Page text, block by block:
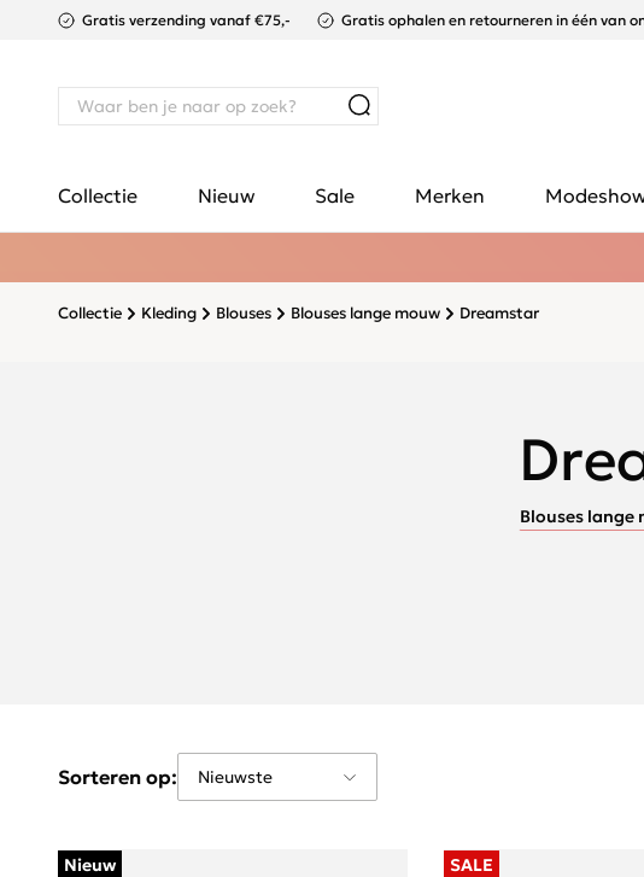
Gratis verzending vanaf €75,- Gratis ophalen en retourneren in één van
Collectie Nieuw Sale Merken
Collectie Kleding Blouses Blouses lange mouw Dreamstar
Blouses lange
Sorteren op:
Nieuw SALE